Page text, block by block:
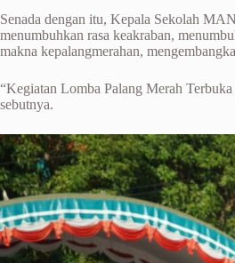
Senada dengan itu, Kepala Sekolah
menumbuhkan rasa keakraban,
makna kepalangmerahan,
“Kegiatan Lomba Palang Merah
sebutnya.